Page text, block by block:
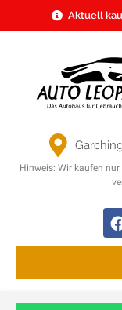
Aktuell
Hinweis: Wir kaufen